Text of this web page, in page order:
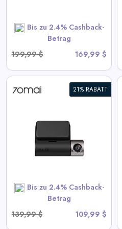
Bis zu 2.4% Cashback-
Betrag
199,99 $
169,99 $
SHOP NOW
21% RABATT
Bis zu 2.4% Cashback-
Betrag
139,99 $
109,99 $
HDR Dual mit GPS,
Notaufzeichnung, G-Sensor,
App-Steuerung und
kompaktem Design
View All 70mai Deals
SHOP NOW